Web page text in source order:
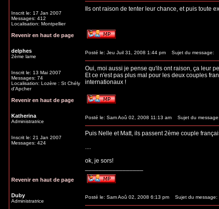
Inscrit le: 17 Jan 2007
Messages: 412
Localisation: Montpellier
Ils ont raison de tenter leur chance, et puis toute
Revenir en haut de page
delphes
2ème lame
Inscrit le: 13 Mai 2007
Messages: 74
Localisation: Lozère : St Chély
d'Apcher
Posté le: Jeu Juil 31, 2008 1:44 pm Sujet du message:
Oui, moi aussi je pense qu'ils ont raison, ça leur
Et ce n'est pas plus mal pour les deux couples
internationaux !
Revenir en haut de page
Katherina
Administratrice
Inscrit le: 21 Jan 2007
Messages: 424
Posté le: Sam Aoû 02, 2008 11:13 am Sujet du
Puis Nelle et Matt, ils passent 2ème couple
....
ok, je sors!
Duby Posté le: Sam Aoû 02, 2008 6:13 pm Sujet du message: